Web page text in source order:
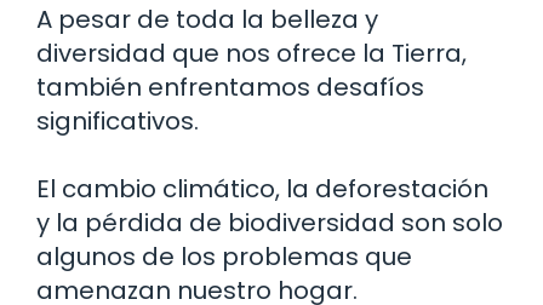
A pesar de toda la belleza y
diversidad que nos ofrece la Tierra,
también enfrentamos desafíos
significativos.
El cambio climático, la deforestación
y la pérdida de biodiversidad son solo
algunos de los problemas que
amenazan nuestro hogar.